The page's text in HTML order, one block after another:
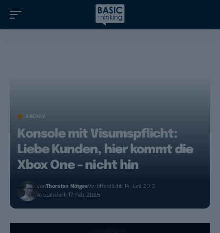
ARCHIV
Konsole mit Visumspflicht:
Liebe Kunden, hier kommt die
Xbox One – nicht hin
vonThorsten NötgesVeröffentlicht: 14. Juni 2013
Aktualisiert: 17. Feb. 2025